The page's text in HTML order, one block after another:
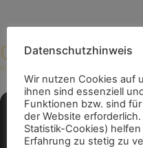
08
MAI
16:00 - 18:30 (GMT+02:00)
Datenschutzhinweis
Wir nutzen Cookies auf
ihnen sind essenziell
Funktionen bzw. sind
der Website
Statistik-Cookies)
Erfahrung zu stetig zu